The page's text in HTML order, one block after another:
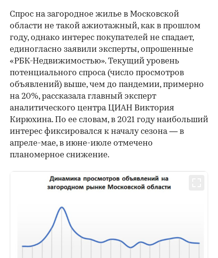
Спрос на загородное жилье в Московской
области не такой ажиотажный, как в прошлом
году, однако интерес покупателей не спадает,
единогласно заявили эксперты, опрошенные
«РБК-Недвижимостью». Текущий уровень
потенциального спроса (число просмотров
объявлений) выше, чем до пандемии, примерно
на 20%, рассказала главный эксперт
аналитического центра ЦИАН Виктория
Кирюхина. По ее словам, в 2021 году наибольший
интерес фиксировался к началу сезона — в
апреле-мае, в июне-июле отмечено
планомерное снижение.